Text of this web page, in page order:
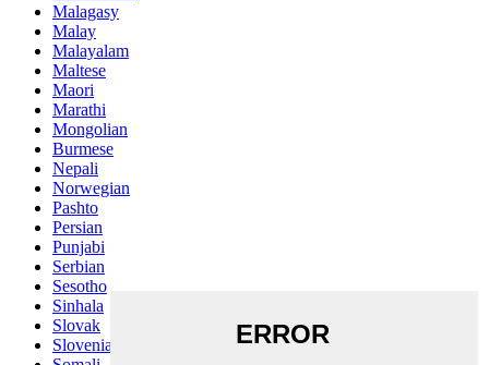
Malagasy
Malay
Malayalam
Maltese
Maori
Marathi
Mongolian
Burmese
Nepali
Norwegian
Pashto
Persian
Punjabi
Serbian
Sesotho
Sinhala
Slovak
Slovenian